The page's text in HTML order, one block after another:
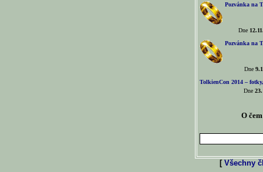
Pozvánka na
Dne
Pozvánka na
Dne
TolkienCon 2014 –
Dne
O
[ Všechny